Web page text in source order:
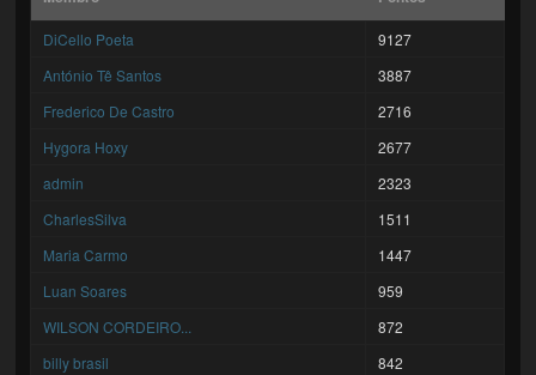
DiCello Poeta
9127
António Tê Santos
3887
Frederico De Castro
2716
Hygora Hoxy
2677
admin
2323
CharlesSilva
1511
Maria Carmo
1447
Luan Soares
959
WILSON CORDEIRO...
872
billy brasil
842